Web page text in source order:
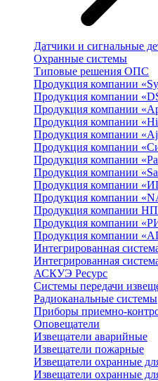
Датчики и сигнальные
Охранные системы
Типовые решения ОПС
Продукция компании
Продукция компании
Продукция компании
Продукция компании
Продукция компании
Продукция компании
Продукция компании
Продукция компании
Продукция компании
Продукция компании
Продукция компании
Продукция компании
Продукция компании
Интегрированная
Интегрированная
АСКУЭ Ресурс
Системы передачи
Радиоканальные системы
Приборы приемно-
Оповещатели
Извещатели аварийные
Извещатели пожарные
Извещатели охранные
Извещатели охранные